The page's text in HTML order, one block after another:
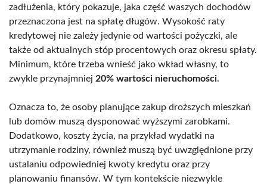
zadłużenia, który pokazuje, jaka część waszych dochodów
przeznaczona jest na spłatę długów. Wysokość raty
kredytowej nie zależy jedynie od wartości pożyczki, ale
także od aktualnych stóp procentowych oraz okresu spłaty.
Minimum, które trzeba wnieść jako wkład własny, to
zwykle przynajmniej 20% wartości nieruchomości.
Oznacza to, że osoby planujące zakup droższych mieszkań
lub domów muszą dysponować wyższymi zarobkami.
Dodatkowo, koszty życia, na przykład wydatki na
utrzymanie rodziny, również muszą być uwzględnione przy
ustalaniu odpowiedniej kwoty kredytu oraz przy
planowaniu finansów. W tym kontekście niezwykle